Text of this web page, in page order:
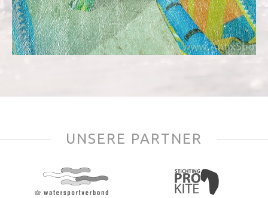
UNSERE PARTNER